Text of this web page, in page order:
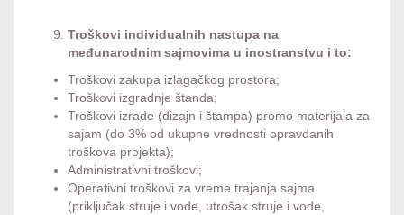
Troškovi individualnih nastupa na
međunarodnim sajmovima u inostranstvu i to:
Troškovi zakupa izlagačkog prostora;
Troškovi izgradnje štanda;
Troškovi izrade (dizajn i štampa) promo materijala za
sajam (do 3% od ukupne vrednosti opravdanih
troškova projekta);
Administrativni troškovi;
Operativni troškovi za vreme trajanja sajma
(priključak struje i vode, utrošak struje i vode,